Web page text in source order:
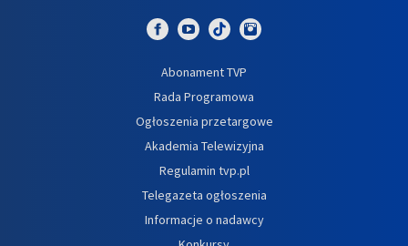
Abonament TVP
Rada Programowa
Ogłoszenia przetargowe
Akademia Telewizyjna
Regulamin tvp.pl
Telegazeta ogłoszenia
Informacje o nadawcy